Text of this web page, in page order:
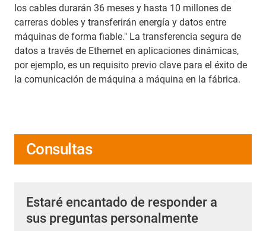
los cables durarán 36 meses y hasta 10 millones de
carreras dobles y transferirán energía y datos entre
máquinas de forma fiable." La transferencia segura de
datos a través de Ethernet en aplicaciones dinámicas,
por ejemplo, es un requisito previo clave para el éxito de
la comunicación de máquina a máquina en la fábrica.
Consultas
Estaré encantado de responder a
sus preguntas personalmente